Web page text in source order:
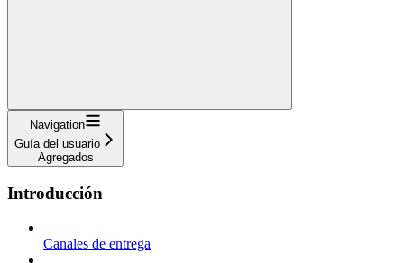
Navigation
Guía del usuario
Agregados
Introducción
Canales de entrega